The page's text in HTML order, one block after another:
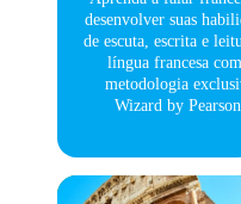
desenvolver suas
de escuta, escrita e
língua francesa
metodologia
Wizard by